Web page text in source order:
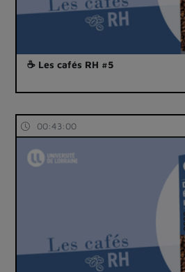
☕ Les cafés RH #5
00:43:00